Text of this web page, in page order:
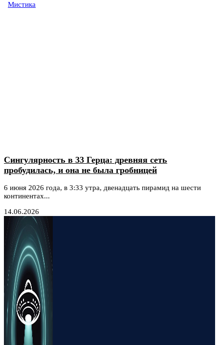
Мистика
Сингулярность в 33 Герца: древняя сеть
пробудилась, и она не была гробницей
6 июня 2026 года, в 3:33 утра, двенадцать пирамид на шести
континентах...
14.06.2026